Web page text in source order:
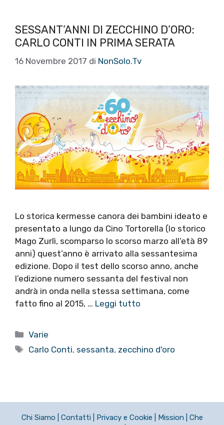
SESSANT’ANNI DI ZECCHINO D’ORO:
CARLO CONTI IN PRIMA SERATA
16 Novembre 2017 di NonSolo.Tv
Lo storica kermesse canora dei bambini ideato e
presentato a lungo da Cino Tortorella (lo storico
Mago Zurlì, scomparso lo scorso marzo all’età 89
anni) quest’anno è arrivato alla sessantesima
edizione. Dopo il test dello scorso anno, anche
l’edizione numero sessanta del festival non
andrà in onda nella stessa settimana, come
fatto fino al 2015, … Leggi tutto
Categorie
Varie
Tag
Carlo Conti, sessanta, zecchino d'oro
Chi Siamo Contatti Privacy e Cookie Mission
Che